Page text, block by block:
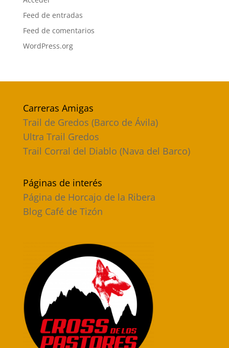
Feed de entradas
Feed de comentarios
WordPress.org
Carreras Amigas
Trail de Gredos (Barco de Ávila)
Ultra Trail Gredos
Trail Corral del Diablo (Nava del Barco)
Páginas de interés
Página de Horcajo de la Ribera
Blog Café de Tizón